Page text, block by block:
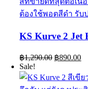
KS Kurve 2 Jet
฿1,290.00 Original
was:
฿
฿890.00
is:
฿
Sale!